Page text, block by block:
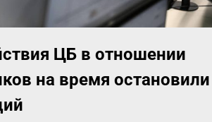
ЦБ в отношении
на время остановили